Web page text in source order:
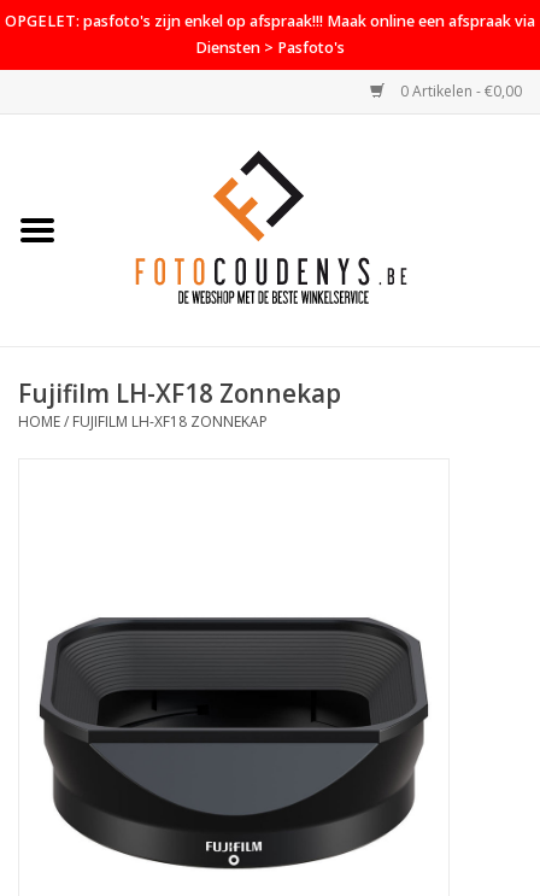
OPGELET: pasfoto's zijn enkel op afspraak!!! Maak online een afspraak via
Diensten > Pasfoto's
0 Artikelen - €0,00
Home
PROMO
Fujifilm LH-XF18 Zonnekap
HOME/ FUJIFILM LH-XF18 ZONNEKAP